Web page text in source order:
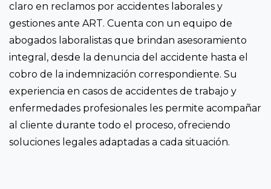
claro en reclamos por accidentes laborales y
gestiones ante ART. Cuenta con un equipo de
abogados laboralistas que brindan asesoramiento
integral, desde la denuncia del accidente hasta el
cobro de la indemnización correspondiente. Su
experiencia en casos de accidentes de trabajo y
enfermedades profesionales les permite acompañar
al cliente durante todo el proceso, ofreciendo
soluciones legales adaptadas a cada situación.